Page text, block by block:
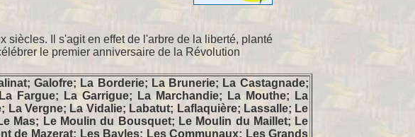
siècles. Il s'agit en effet de l'arbre de la liberté, planté
le premier anniversaire de la Révolution
Galofre; La Borderie; La Brunerie; La Castagnade;
Fargue; La Garrigue; La Marchandie; La Mouthe; La
La Vergne; La Vidalie; Labatut; Laflaquière; Lassalle; Le
Mas; Le Moulin du Bousquet; Le Moulin du Maillet; Le
de Mazerat; Les Bayles; Les Communaux; Les Grands